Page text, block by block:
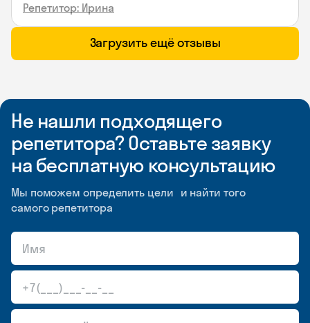
Репетитор: Ирина
Загрузить ещё отзывы
Не нашли подходящего
репетитора? Оставьте заявку
на бесплатную консультацию
Мы поможем определить цели и найти того
самого репетитора